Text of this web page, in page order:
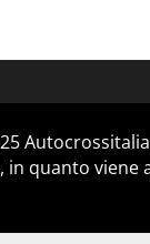
in quanto viene